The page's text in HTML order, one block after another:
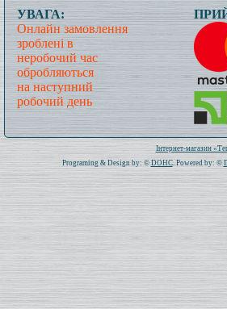
УВАГА:
Онлайн замовлення
зроблені в
неробочий час
обробляються
на наступний
робочий день
Всього: 1020611
Інтернет-магазин
Programing & Design by: ©DOHC. Powered by: ©